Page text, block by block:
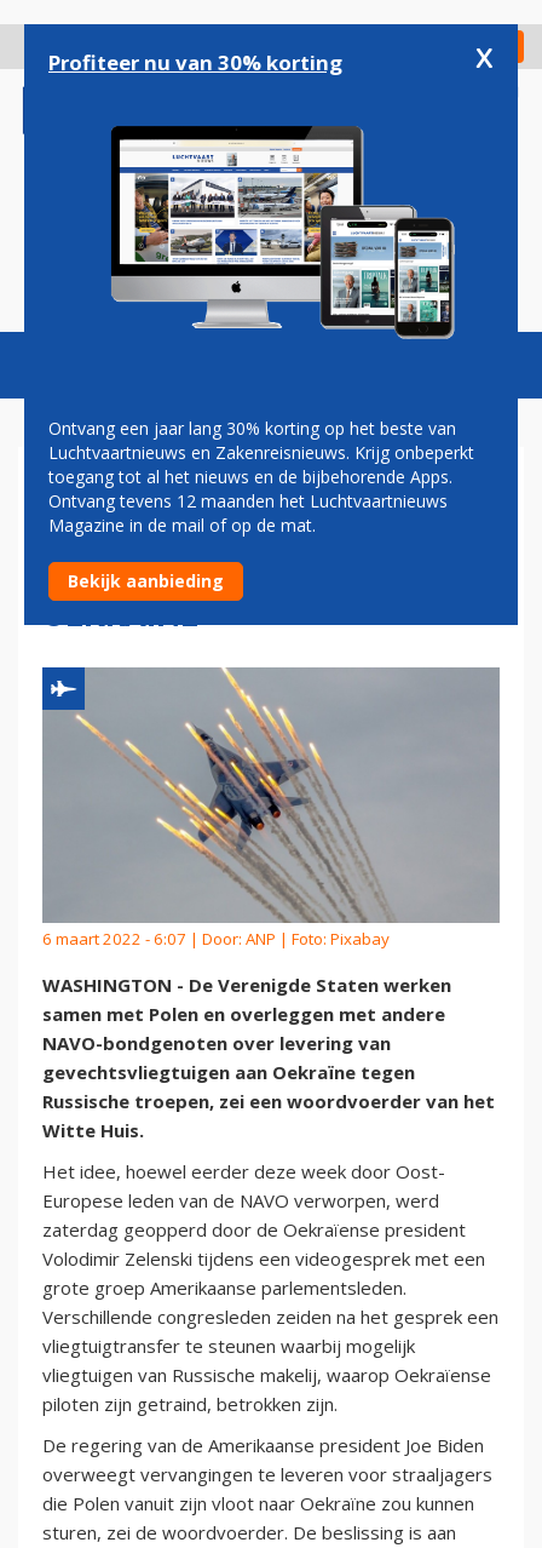
gaan
Check in
Magazine Podcasts Vacatures
VS WERKEN MET POLEN AAN
LEVERING
GEVECHTSVLIEGTUIGEN AAN
OEKRAÏNE
6 maart 2022 - 6:07 | Door: ANP | Foto: Pixabay
WASHINGTON - De Verenigde Staten werken
samen met Polen en overleggen met andere
NAVO-bondgenoten over levering van
gevechtsvliegtuigen aan Oekraïne tegen
Russische troepen, zei een woordvoerder van het
Witte Huis.
Het idee, hoewel eerder deze week door Oost-
Europese leden van de NAVO verworpen, werd
zaterdag geopperd door de Oekraïense president
Volodimir Zelenski tijdens een videogesprek met een
grote groep Amerikaanse parlementsleden.
Verschillende congresleden zeiden na het gesprek een
vliegtuigtransfer te steunen waarbij mogelijk
vliegtuigen van Russische makelij, waarop Oekraïense
piloten zijn getraind, betrokken zijn.
De regering van de Amerikaanse president Joe Biden
overweegt vervangingen te leveren voor straaljagers
die Polen vanuit zijn vloot naar Oekraïne zou kunnen
sturen, zei de woordvoerder. De beslissing is aan
Profiteer nu van 30% korting x
Ontvang een jaar lang 30% korting op het beste van
Luchtvaartnieuws en Zakenreisnieuws. Krijg onbeperkt
toegang tot al het nieuws en de bijbehorende Apps.
Ontvang tevens 12 maanden het Luchtvaartnieuws
Magazine in de mail of op de mat.
Bekijk aanbieding